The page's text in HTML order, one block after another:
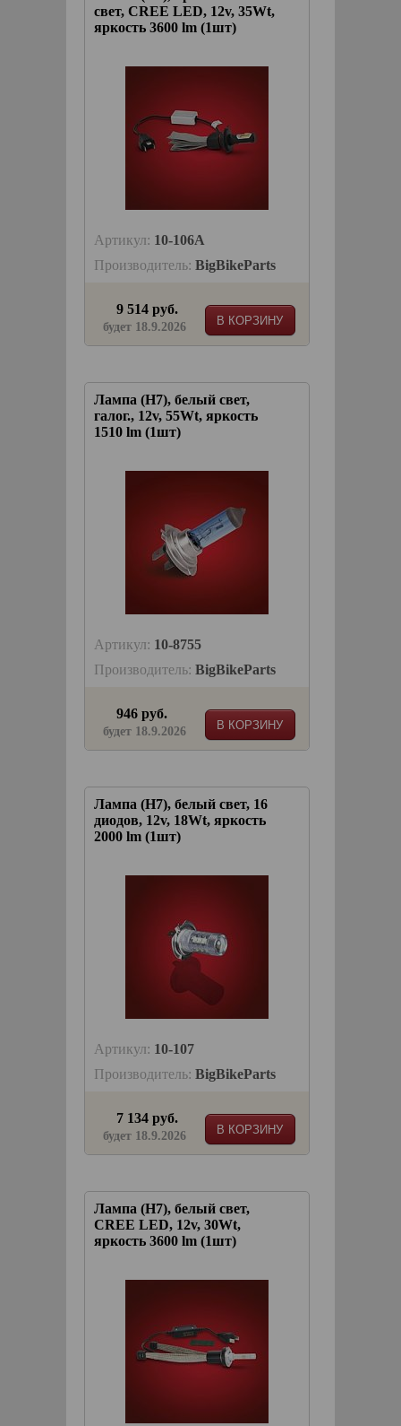
свет, CREE LED, 12v, 35Wt,
яркость 3600 lm (1шт)
Артикул: 10-106A
Производитель: BigBikeParts
В КОРЗИНУ
9 514 руб.
будет 18.9.2026
Лампа (H7), белый свет,
галог., 12v, 55Wt, яркость
1510 lm (1шт)
Артикул: 10-8755
Производитель: BigBikeParts
В КОРЗИНУ
946 руб.
будет 18.9.2026
Лампа (H7), белый свет, 16
диодов, 12v, 18Wt, яркость
2000 lm (1шт)
Артикул: 10-107
Производитель: BigBikeParts
В КОРЗИНУ
7 134 руб.
будет 18.9.2026
Лампа (H7), белый свет,
CREE LED, 12v, 30Wt,
яркость 3600 lm (1шт)